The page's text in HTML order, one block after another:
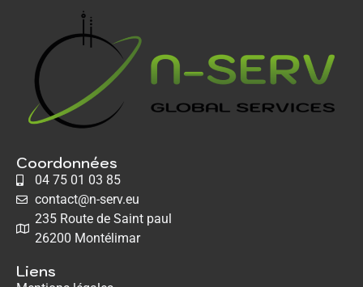
Coordonnées
04 75 01 03 85
contact@n-serv.eu
235 Route de Saint paul
26200 Montélimar
Liens